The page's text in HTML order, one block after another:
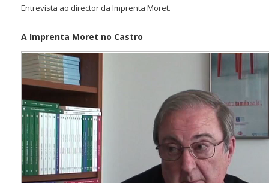
Entrevista ao director da Imprenta Moret.
A Imprenta Moret no Castro